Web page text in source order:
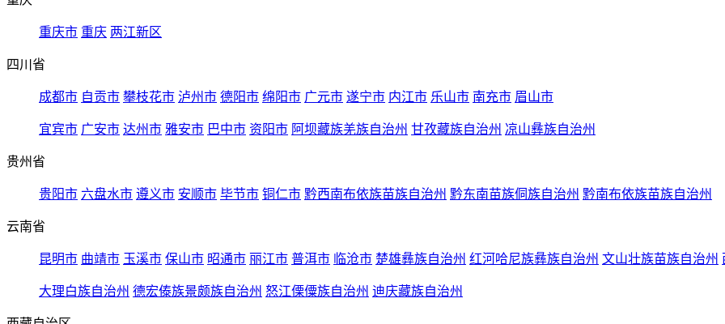
重庆市 重庆 两江新区
四川省
成都市 自贡市 攀枝花市 泸州市 德阳市 绵阳市 广元市 遂宁市 内江市 乐山市 南充市 眉山市
宜宾市 广安市 达州市 雅安市 巴中市 资阳市 阿坝藏族羌族自治州 甘孜藏族自治州 凉山彝族自治州
贵州省
贵阳市 六盘水市 遵义市 安顺市 毕节市 铜仁市 黔西南布依族苗族自治州 黔东南苗族侗族自治州 黔南布依族苗族自治州
云南省
昆明市 曲靖市 玉溪市 保山市 昭通市 丽江市 普洱市 临沧市 楚雄彝族自治州 红河哈尼族彝族自治州 文山壮族苗族自治州
大理白族自治州 德宏傣族景颇族自治州 怒江傈僳族自治州 迪庆藏族自治州